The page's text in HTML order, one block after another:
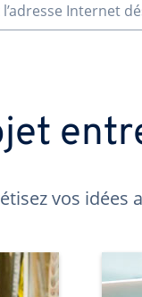
l’adresse Internet
vos idées